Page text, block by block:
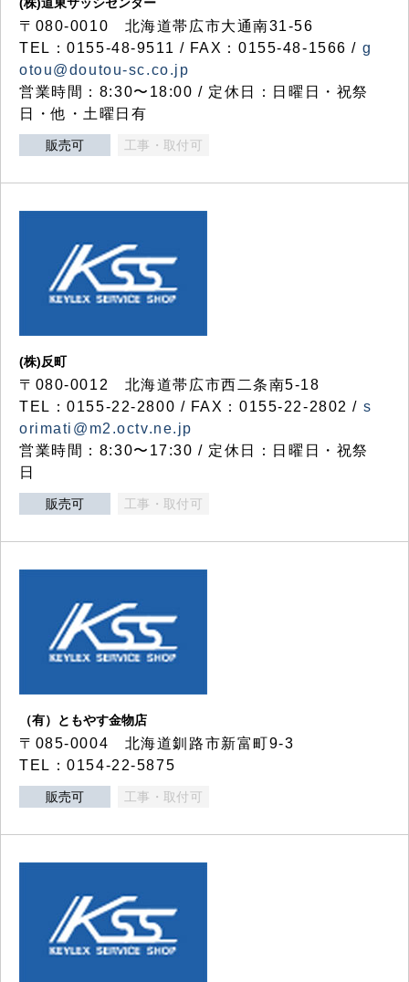
〒080-0010 北海道帯広市大通南31-56
TEL：0155-48-9511 / FAX：0155-48-1566 / g
otou@doutou-sc.co.jp
営業時間：8:30〜18:00 / 定休日：日曜日・祝祭
日・他・土曜日有
販売可 工事・取付可
(株)反町
〒080-0012 北海道帯広市西二条南5-18
TEL：0155-22-2800 / FAX：0155-22-2802 / s
orimati@m2.octv.ne.jp
営業時間：8:30〜17:30 / 定休日：日曜日・祝祭
日
販売可 工事・取付可
（有）ともやす金物店
〒085-0004 北海道釧路市新富町9-3
TEL：0154-22-5875
販売可 工事・取付可